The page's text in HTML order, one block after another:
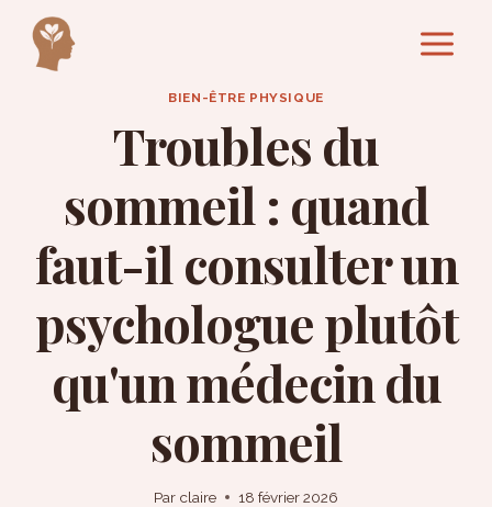
contenu
BIEN-ÊTRE PHYSIQUE
Troubles du
sommeil : quand
faut-il consulter un
psychologue plutôt
qu'un médecin du
sommeil
Par claire 18 février 2026